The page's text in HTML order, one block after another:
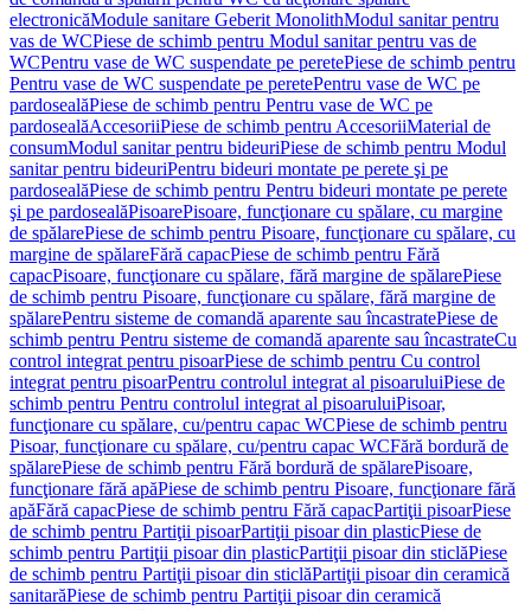
electronicăModule sanitare Geberit MonolithModul sanitar pentru
vas de WCPiese de schimb pentru Modul sanitar pentru vas de
WCPentru vase de WC suspendate pe peretePiese de schimb pentru
Pentru vase de WC suspendate pe peretePentru vase de WC pe
pardosealăPiese de schimb pentru Pentru vase de WC pe
pardosealăAccesoriiPiese de schimb pentru AccesoriiMaterial de
consumModul sanitar pentru bideuriPiese de schimb pentru Modul
sanitar pentru bideuriPentru bideuri montate pe perete şi pe
pardosealăPiese de schimb pentru Pentru bideuri montate pe perete
şi pe pardosealăPisoarePisoare, funcţionare cu spălare, cu margine
de spălarePiese de schimb pentru Pisoare, funcţionare cu spălare, cu
margine de spălareFără capacPiese de schimb pentru Fără
capacPisoare, funcţionare cu spălare, fără margine de spălarePiese
de schimb pentru Pisoare, funcţionare cu spălare, fără margine de
spălarePentru sisteme de comandă aparente sau încastratePiese de
schimb pentru Pentru sisteme de comandă aparente sau încastrateCu
control integrat pentru pisoarPiese de schimb pentru Cu control
integrat pentru pisoarPentru controlul integrat al pisoaruluiPiese de
schimb pentru Pentru controlul integrat al pisoaruluiPisoar,
funcţionare cu spălare, cu/pentru capac WCPiese de schimb pentru
Pisoar, funcţionare cu spălare, cu/pentru capac WCFără bordură de
spălarePiese de schimb pentru Fără bordură de spălarePisoare,
funcţionare fără apăPiese de schimb pentru Pisoare, funcţionare fără
apăFără capacPiese de schimb pentru Fără capacPartiţii pisoarPiese
de schimb pentru Partiţii pisoarPartiţii pisoar din plasticPiese de
schimb pentru Partiţii pisoar din plasticPartiţii pisoar din sticlăPiese
de schimb pentru Partiţii pisoar din sticlăPartiţii pisoar din ceramică
sanitarăPiese de schimb pentru Partiţii pisoar din ceramică